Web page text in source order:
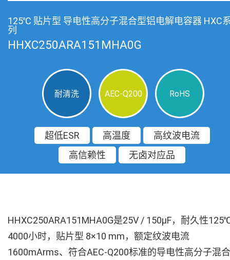
125℃ 贴片型 导电性高分子混合型铝电解电容器 HXC
列
HHXC250ARA151MHA0G
耐清洗 AEC-Q200 RoHS
超低ESR 高温度
高纹波电流
高信赖性
无卤对应品
HHXC250ARA151MHA0G是25V / 150µF，耐久性
4000小时，贴片型 8×10 mm，额定纹波电流
1600mArms、符合AEC-Q200标准的导电性高分子混合